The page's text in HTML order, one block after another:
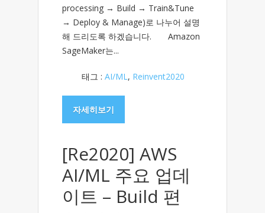
processing → Build → Train&Tune
→ Deploy & Manage)로 나누어 설명
해 드리도록 하겠습니다. ​ Amazon
SageMaker는...
태그 : AI/ML, Reinvent2020
자세히보기
[Re2020] AWS
AI/ML 주요 업데
이트 – Build 편